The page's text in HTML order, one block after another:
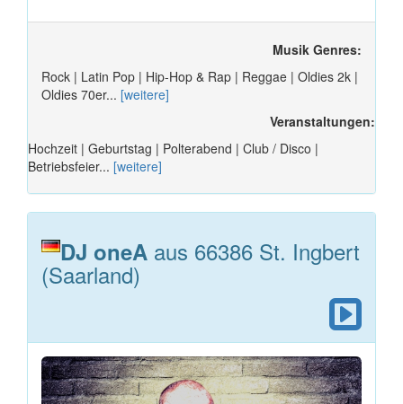
Musik Genres:
Rock | Latin Pop | Hip-Hop & Rap | Reggae | Oldies 2k |
Oldies 70er... [weitere]
Veranstaltungen:
Hochzeit | Geburtstag | Polterabend | Club / Disco |
Betriebsfeier... [weitere]
DJ oneA aus 66386 St. Ingbert
(Saarland)